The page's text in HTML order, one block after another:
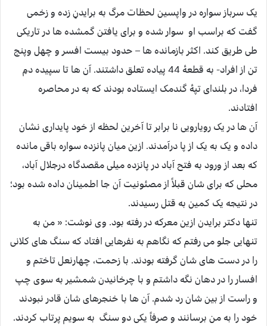
یک سرباز سواره در واپسین لحظات مرگ به برایدنِ زده و زخمی
گفت که براسب او سوار شده و برای یافتن گمشده ها در تاریکی
طی طریق کند. اکثر بازمانده ها – حدود بیست افسر و چهل وپنج
تن از افراد- به قطعۀ 44 پیاده تعلق داشتند. آن ها تا سپیده دمِ
فردا، در بلندای تپۀ گندمک ایستاده بودند که به در محاصره
افتادند.
آن ها در یک رویارویی نا برابر تا آخرین لحظه از خود پایداری نشان
داده و یک به یک از پا درآمدند. ازین میان پانزده سواره باقی مانده
که بعد از ورود به فتح آباد در پانزده میلی مقصدگاه درجلال آباد،
محلی که برای شان قبلاً از مصئونیت آن جا اطمینان داده شده بود؛
در نتیجه یک کمین به قتل رسیدند.
تنها دکتر برایدن ازین معرکه در رفته بود. وی نوشت: « من به
تنهایی جلو می رفتم که نگاهم به نفرهایی افتاد که سنگ های کلانی
را در دست های شان گرفته بودند. با زحمت، چهارنعل تاختم و
افسار را در دهان نگه داشتم و با چرخانیدن شمشیر به سوی چپ
و راست از بین شان رد شدم. آن ها با خنجرهای شان قادر نبودند
خود را به من برسانند و صرفاً یکی دو سنگ به سویم پرتاب کردند.